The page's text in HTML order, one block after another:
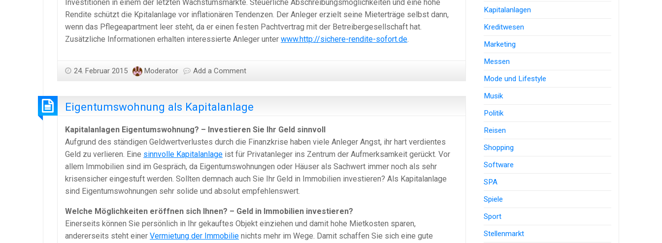
Investitionen in einem der letzten Wachstumsmärkte. Steuerliche Abschreibungsmöglichkeiten und eine hohe
Rendite schützt die Kpitalanlage vor inflationären Tendenzen. Der Anleger erzielt seine Mieterträge selbst dann,
wenn das Pflegeapartment leer steht, da er einen festen Pachtvertrag mit der Betreibergesellschaft hat.
Zusätzliche Informationen erhalten interessierte Anleger unter www.http://sichere-rendite-sofort.de.
24. Februar 2015 Moderator Add a Comment
Eigentumswohnung als Kapitalanlage
Kapitalanlagen Eigentumswohnung? – Investieren Sie Ihr Geld sinnvoll
Aufgrund des ständigen Geldwertverlustes durch die Finanzkrise haben viele Anleger Angst, ihr hart verdientes
Geld zu verlieren. Eine sinnvolle Kapitalanlage ist für Privatanleger ins Zentrum der Aufmerksamkeit gerückt. Vor
allem Immobilien sind im Gespräch, da Eigentumswohnungen oder Häuser als Sachwert immer noch als sehr
krisensicher eingestuft werden. Sollten demnach auch Sie Ihr Geld in Immobilien investieren? Als Kapitalanlage
sind Eigentumswohnungen sehr solide und absolut empfehlenswert.
Welche Möglichkeiten eröffnen sich Ihnen? – Geld in Immobilien investieren?
Einerseits können Sie persönlich in Ihr gekauftes Objekt einziehen und damit hohe Mietkosten sparen,
andererseits steht einer Vermietung der Immobilie nichts mehr im Wege. Damit schaffen Sie sich eine gute
Kapitalanlagen
Kreditwesen
Marketing
Messen
Mode und Lifestyle
Musik
Politik
Reisen
Shopping
Software
SPA
Spiele
Sport
Stellenmarkt